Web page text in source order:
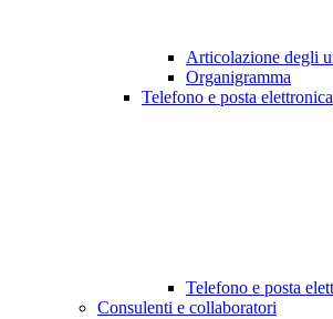
Articolazione degli
Organigramma
Telefono e posta elettronica
Telefono e posta
Consulenti e collaboratori